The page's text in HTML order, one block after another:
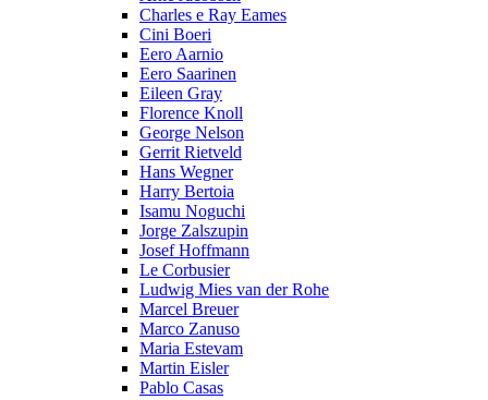
Charles e Ray Eames
Cini Boeri
Eero Aarnio
Eero Saarinen
Eileen Gray
Florence Knoll
George Nelson
Gerrit Rietveld
Hans Wegner
Harry Bertoia
Isamu Noguchi
Jorge Zalszupin
Josef Hoffmann
Le Corbusier
Ludwig Mies van der Rohe
Marcel Breuer
Marco Zanuso
Maria Estevam
Martin Eisler
Pablo Casas